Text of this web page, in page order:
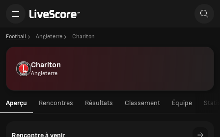
Football Angleterre Charlton
Charlton
Angleterre
Aperçu Rencontres Résultats Classement Équipe
Rencontre à venir